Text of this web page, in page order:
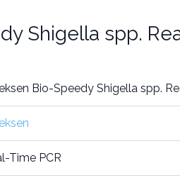
Shigella spp.
Bio-Speedy Shigella spp.
Time PCR